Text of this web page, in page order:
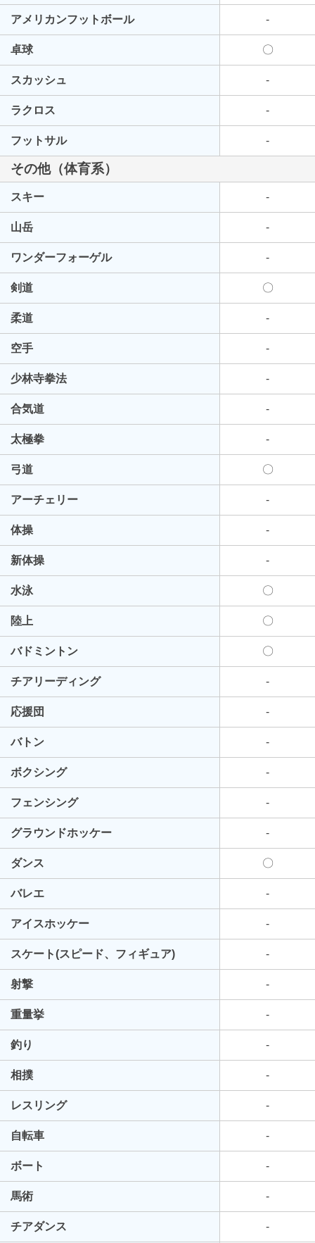
アメリカンフットボール -
卓球 〇
スカッシュ -
ラクロス -
フットサル -
その他（体育系）
スキー -
山岳 -
ワンダーフォーゲル -
剣道 〇
柔道 -
空手 -
少林寺拳法 -
合気道 -
太極拳 -
弓道 〇
アーチェリー -
体操 -
新体操 -
水泳 〇
陸上 〇
バドミントン 〇
チアリーディング -
応援団 -
バトン -
ボクシング -
フェンシング -
グラウンドホッケー -
ダンス 〇
バレエ -
アイスホッケー -
スケート(スピード、フィギュア) -
射撃 -
重量挙 -
釣り -
相撲 -
レスリング -
自転車 -
ボート -
馬術 -
チアダンス -